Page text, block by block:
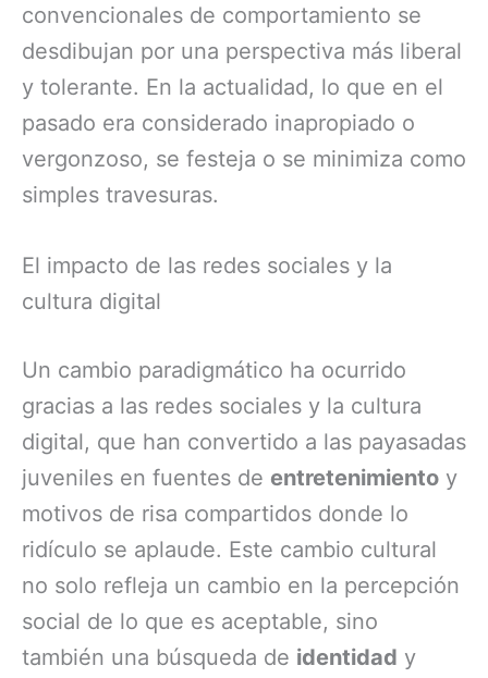
convencionales de comportamiento se
desdibujan por una perspectiva más liberal
y tolerante. En la actualidad, lo que en el
pasado era considerado inapropiado o
vergonzoso, se festeja o se minimiza como
simples travesuras.
El impacto de las redes sociales y la
cultura digital
Un cambio paradigmático ha ocurrido
gracias a las redes sociales y la cultura
digital, que han convertido a las payasadas
juveniles en fuentes de entretenimiento y
motivos de risa compartidos donde lo
ridículo se aplaude. Este cambio cultural
no solo refleja un cambio en la percepción
social de lo que es aceptable, sino
también una búsqueda de identidad y